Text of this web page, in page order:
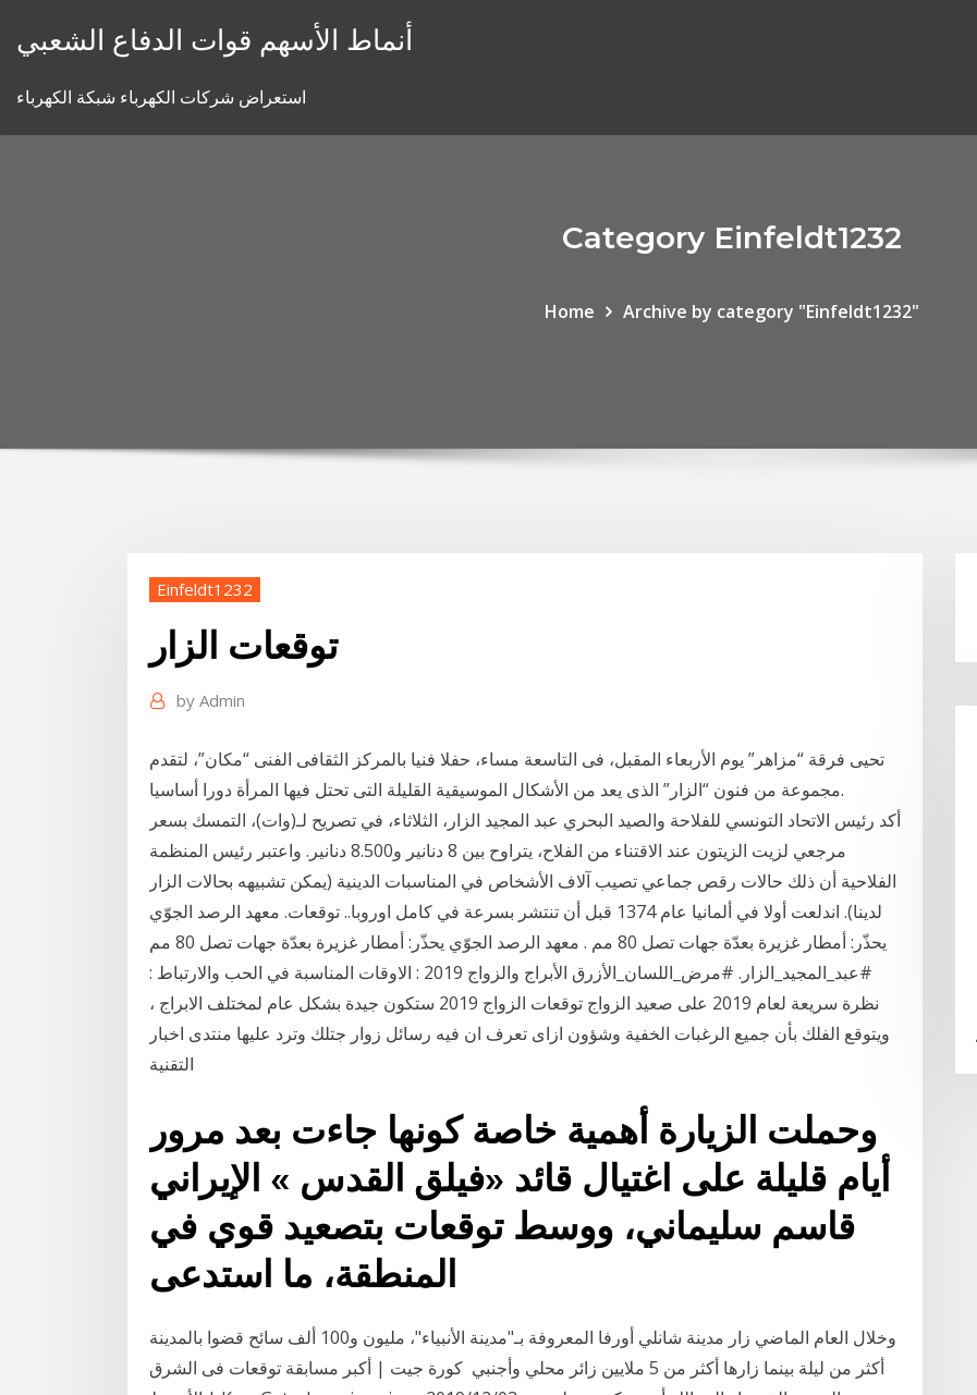
أنماط الأسهم قوات الدفاع الشعبي
استعراض شركات الكهرباء شبكة الكهرباء
Category Einfeldt1232
Home Archive by category "Einfeldt1232"
Einfeldt1232
توقعات الزار
by Admin
تحيى فرقة “مزاهر” يوم الأربعاء المقبل، فى التاسعة مساء، حفلا فنيا بالمركز الثقافى الفنى “مكان”، لتقدم
مجموعة من فنون “الزار” الذى يعد من الأشكال الموسيقية القليلة التى تحتل فيها المرأة دورا أساسيا.
أكد رئيس الاتحاد التونسي للفلاحة والصيد البحري عبد المجيد الزار، الثلاثاء، في تصريح لـ(وات)، التمسك بسعر
مرجعي لزيت الزيتون عند الاقتناء من الفلاح، يتراوح بين 8 دنانير و8.500 دنانير. واعتبر رئيس المنظمة
الفلاحية أن ذلك حالات رقص جماعي تصيب آلاف الأشخاص في المناسبات الدينية (يمكن تشبيهه بحالات الزار
لدينا). اندلعت أولا في ألمانيا عام 1374 قبل أن تنتشر بسرعة في كامل اوروبا.. توقعات. معهد الرصد الجوّي
يحذّر: أمطار غزيرة بعدّة جهات تصل 80 مم . معهد الرصد الجوّي يحذّر: أمطار غزيرة بعدّة جهات تصل 80 مم
#عبد_المجيد_الزار. #مرض_اللسان_الأزرق الأبراج والزواج 2019 : الاوقات المناسبة في الحب والارتباط :
نظرة سريعة لعام 2019 على صعيد الزواج توقعات الزواج 2019 ستكون جيدة بشكل عام لمختلف الابراج ،
ويتوقع الفلك بأن جميع الرغبات الخفية وشؤون ازاى تعرف ان فيه رسائل زوار جتلك وترد عليها منتدى اخبار
التقنية
وحملت الزيارة أهمية خاصة كونها جاءت بعد مرور
أيام قليلة على اغتيال قائد «فيلق القدس » الإيراني
قاسم سليماني، ووسط توقعات بتصعيد قوي في
وخلال العام الماضي زار مدينة شانلي أورفا المعروفة بـ"مدينة الأنبياء"، مليون و100 ألف سائح قضوا بالمدينة
أكثر من ليلة بينما زارها أكثر من 5 ملايين زائر محلي وأجنبي كورة جيت | أكبر مسابقة توقعات فى الشرق